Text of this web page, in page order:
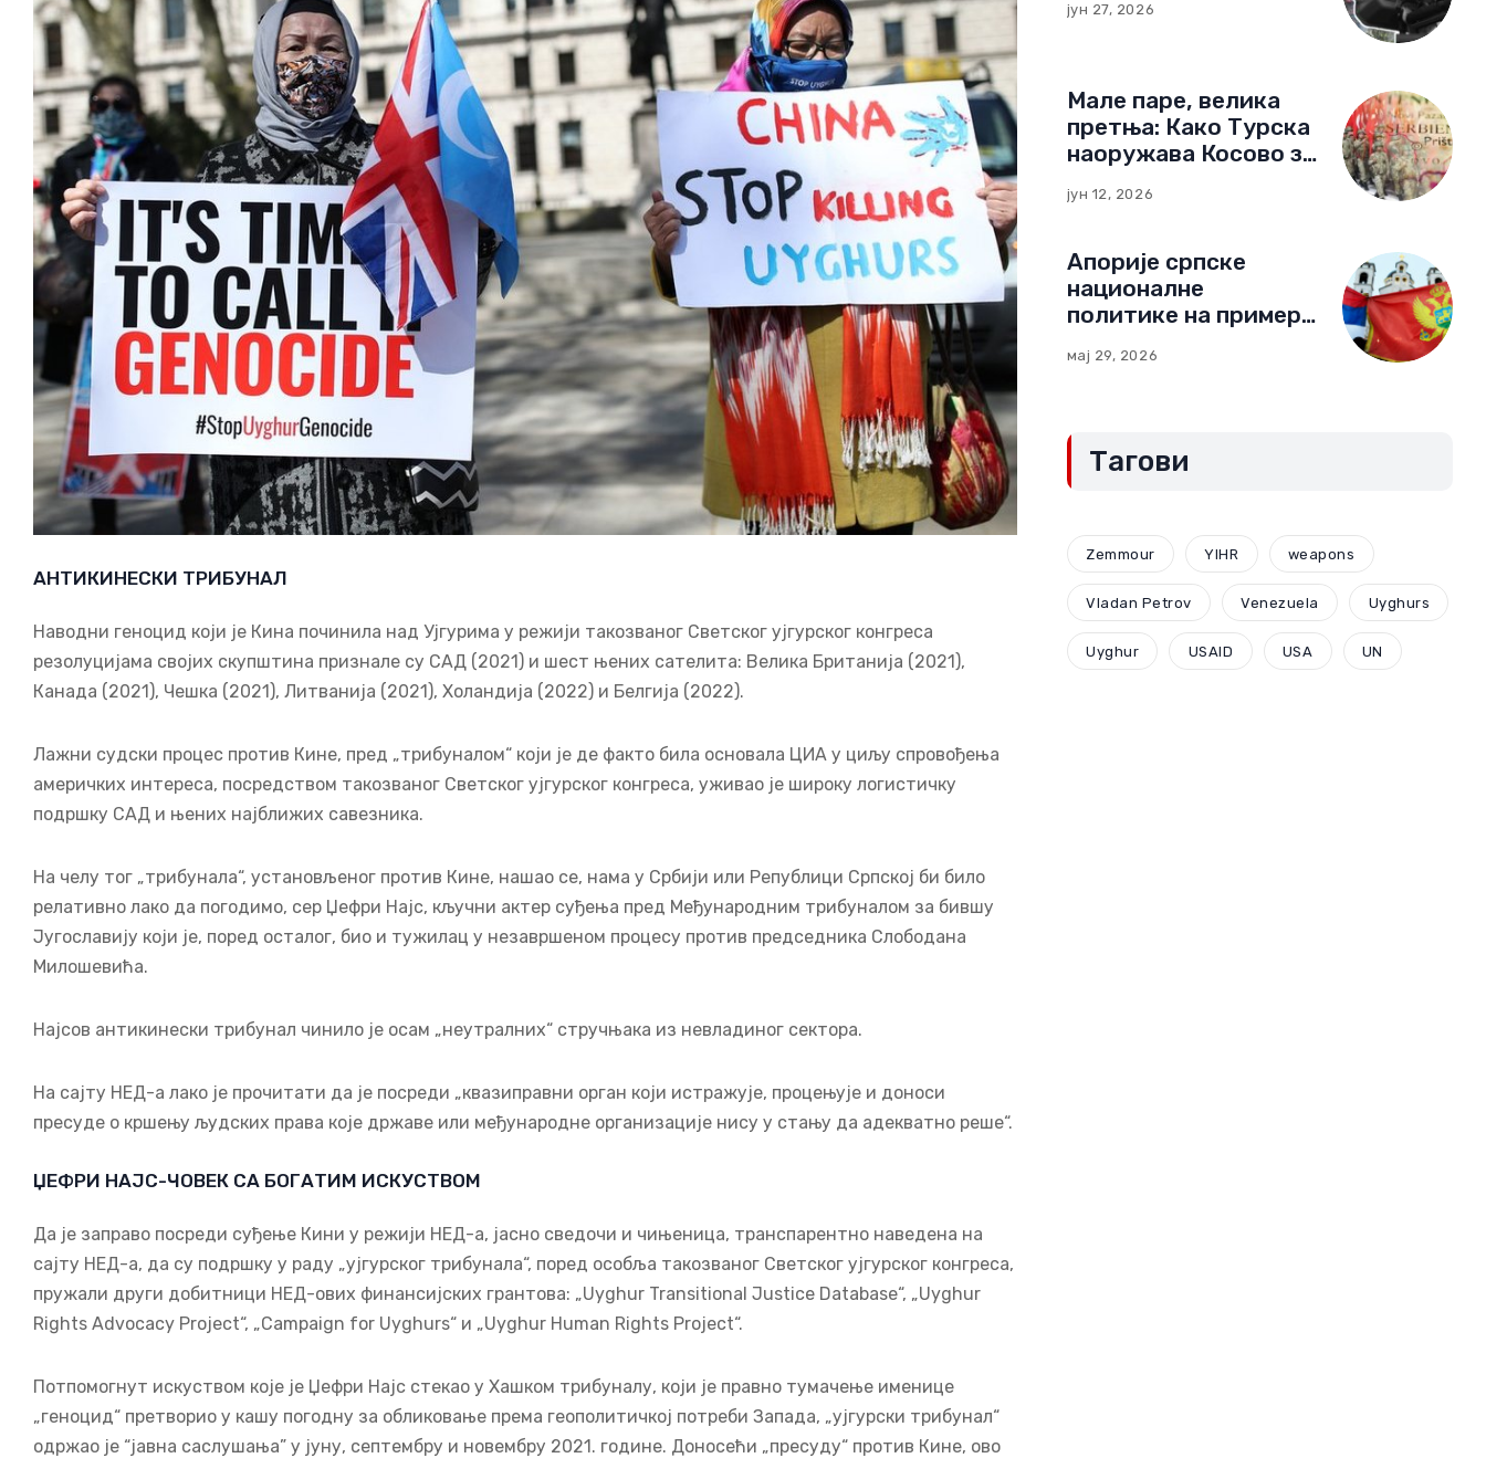
АНТИКИНЕСКИ ТРИБУНАЛ
Наводни геноцид који је Кина починила над Ујгурима у режији такозваног Светског ујгурског конгреса
резолуцијама својих скупштина признале су САД (2021) и шест њених сателита: Велика Британија (2021),
Канада (2021), Чешка (2021), Литванија (2021), Холандија (2022) и Белгија (2022).
Лажни судски процес против Кине, пред „трибуналом“ који је де факто била основала ЦИА у циљу спровођења
америчких интереса, посредством такозваног Светског ујгурског конгреса, уживао је широку логистичку
подршку САД и њених најближих савезника.
На челу тог „трибунала“, установљеног против Кине, нашао се, нама у Србији или Републици Српској би било
релативно лако да погодимо, сер Џефри Најс, кључни актер суђења пред Међународним трибуналом за бившу
Југославију који је, поред осталог, био и тужилац у незавршеном процесу против председника Слободана
Милошевића.
Најсов антикинески трибунал чинило је осам „неутралних“ стручњака из невладиног сектора.
На сајту НЕД-а лако је прочитати да је посреди „квазиправни орган који истражује, процењује и доноси
пресуде о кршењу људских права које државе или међународне организације нису у стању да адекватно реше“.
ЏЕФРИ НАЈС-ЧОВЕК СА БОГАТИМ ИСКУСТВОМ
Да је заправо посреди суђење Кини у режији НЕД-а, јасно сведочи и чињеница, транспарентно наведена на
сајту НЕД-а, да су подршку у раду „ујгурског трибунала“, поред особља такозваног Светског ујгурског конгреса,
пружали други добитници НЕД-ових финансијских грантова: „Uyghur Transitional Justice Database“, „Uyghur
Rights Advocacy Project“, „Campaign for Uyghurs“ и „Uyghur Human Rights Project“.
Потпомогнут искуством које је Џефри Најс стекао у Хашком трибуналу, који је правно тумачење именице
„геноцид“ претворио у кашу погодну за обликовање према геополитичкој потреби Запада, „ујгурски трибунал“
одржао је “јавна саслушања” у јуну, септембру и новембру 2021. године. Доносећи „пресуду“ против Кине, ово
јун 27, 2026
Мале паре, велика
претња: Како Турска
наоружава Косово за
јун 12, 2026
Апорије српске
националне
политике на примеру
Компромиси и
мај 29, 2026
Тагови
Zemmour YIHR weapons
Vladan Petrov Venezuela Uyghurs
Uyghur USAID USA UN